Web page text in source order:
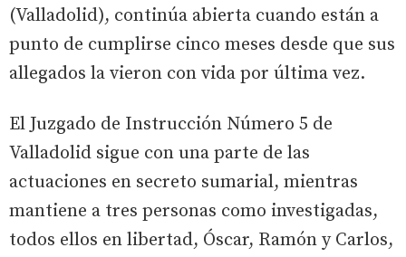
(Valladolid), continúa abierta cuando están a
punto de cumplirse cinco meses desde que sus
allegados la vieron con vida por última vez.
El Juzgado de Instrucción Número 5 de
Valladolid sigue con una parte de las
actuaciones en secreto sumarial, mientras
mantiene a tres personas como investigadas,
todos ellos en libertad, Óscar, Ramón y Carlos,